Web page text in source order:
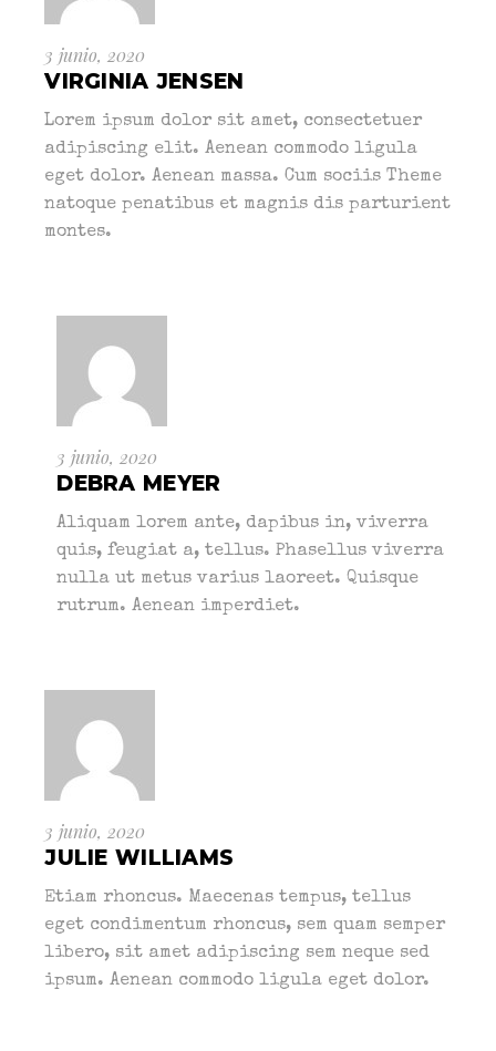
3 junio, 2020
VIRGINIA JENSEN
Lorem ipsum dolor sit amet, consectetuer
adipiscing elit. Aenean commodo ligula
eget dolor. Aenean massa. Cum sociis Theme
natoque penatibus et magnis dis parturient
montes.
3 junio, 2020
DEBRA MEYER
Aliquam lorem ante, dapibus in, viverra
quis, feugiat a, tellus. Phasellus viverra
nulla ut metus varius laoreet. Quisque
rutrum. Aenean imperdiet.
3 junio, 2020
JULIE WILLIAMS
Etiam rhoncus. Maecenas tempus, tellus
eget condimentum rhoncus, sem quam semper
libero, sit amet adipiscing sem neque sed
ipsum. Aenean commodo ligula eget dolor.